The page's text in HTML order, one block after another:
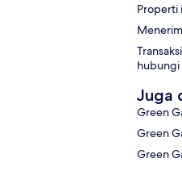
Properti
hubungi
Juga
Green
Green
Green